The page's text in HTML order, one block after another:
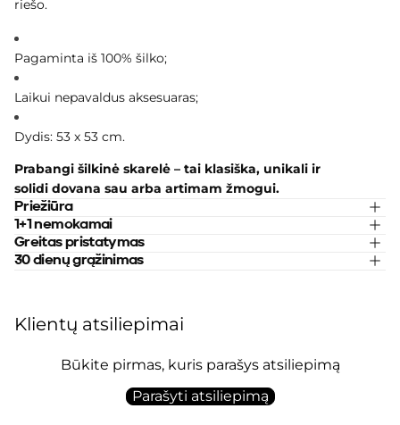
riešo.
Pagaminta iš 100% šilko;
Laikui nepavaldus aksesuaras;
Dydis: 53 x 53 cm.
Prabangi šilkinė skarelė – tai klasiška, unikali ir
solidi dovana sau arba artimam žmogui.
Priežiūra
1+1 nemokamai
Greitas pristatymas
30 dienų grąžinimas
Klientų atsiliepimai
Būkite pirmas, kuris parašys atsiliepimą
Parašyti atsiliepimą